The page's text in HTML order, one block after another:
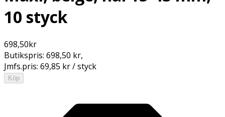
10 styck
698,50kr
Butikspris: 698,50 kr,
Jmfs.pris: 69,85 kr / styck
Köp